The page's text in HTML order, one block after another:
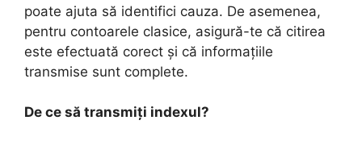
poate ajuta să identifici cauza. De asemenea,
pentru contoarele clasice, asigură-te că citirea
este efectuată corect și că informațiile
transmise sunt complete.
De ce să transmiți indexul?